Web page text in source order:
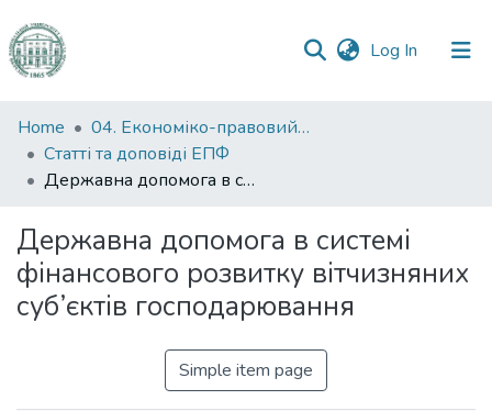
Log In (current)
Communities
&
Collections
Statistics
Home
04. Економіко-правовий факультет
Статті та доповіді ЕПФ
Державна допомога в системі фінансового розвитку вітчизняних суб’єктів господарювання
Державна допомога в системі
фінансового розвитку вітчизняних
суб’єктів господарювання
Simple item page